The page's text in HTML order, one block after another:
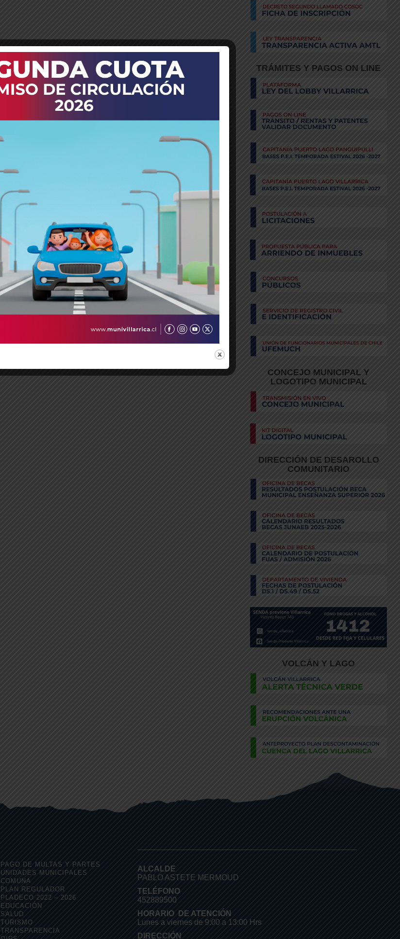
TRÁMITES Y PAGOS ON LINE
CONCEJO MUNICIPAL Y
LOGOTIPO MUNICIPAL
DIRECCIÓN DE DESAROLLO
COMUNITARIO
VOLCÁN Y LAGO
PAGO DE MULTAS Y PARTES
UNIDADES MUNICIPALES
COMUNA
PLAN REGULADOR
PLADECO 2022 – 2026
EDUCACIÓN
SALUD
TURISMO
TRANSPARENCIA
ALCALDE
PABLO ASTETE MERMOUD
TELÉFONO
452889500
HORARIO DE ATENCIÓN
Lunes a viernes de 9:00 a 13:00 Hrs
DIRECCIÓN